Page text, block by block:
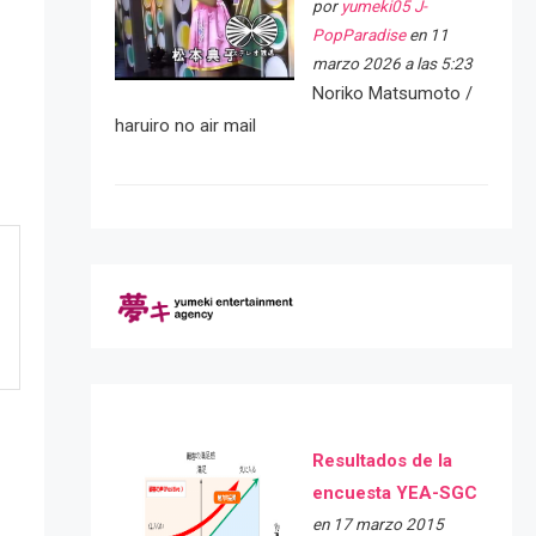
por yumeki05 J-
PopParadiseen 11
marzo 2026 a las 5:23
Noriko Matsumoto /
haruiro no air mail
Resultados de la
encuesta YEA-SGC
en 17 marzo 2015